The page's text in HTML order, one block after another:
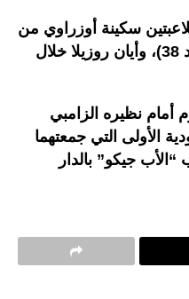
سكينة أوزراوي من
ضربة جزاء في الشوط الأول (د 38)، وأيان روزيلا خلال
أمام نظيره الزامبي
الأولى التي جمعتهما
جيكو” بالدار